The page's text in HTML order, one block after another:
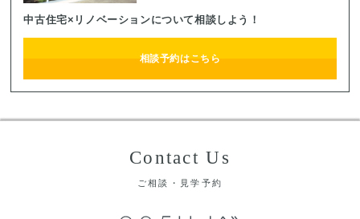
中古住宅×リノベーションについて相談しよう！
相談予約はこちら
Contact Us
ご相談・見学予約